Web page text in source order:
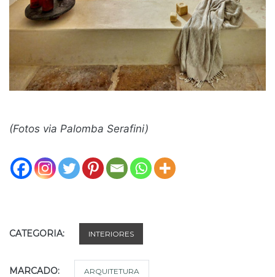
(Fotos via Palomba Serafini)
CATEGORIA: INTERIORES
MARCADO: ARQUITETURA